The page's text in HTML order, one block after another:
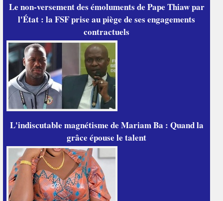
Le non-versement des émoluments de Pape Thiaw par
l'État : la FSF prise au piège de ses engagements
contractuels
L'indiscutable magnétisme de Mariam Ba : Quand la
grâce épouse le talent